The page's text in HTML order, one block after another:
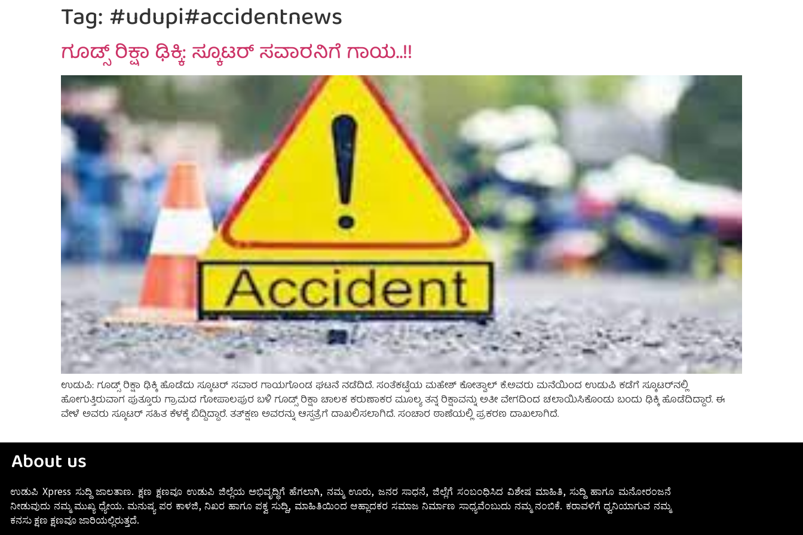
Tag:#udupi#accidentnews
ಗೂಡ್ಸ್‌ ರಿಕ್ಷಾ ಢಿಕ್ಕಿ: ಸ್ಕೂಟರ್‌ ಸವಾರನಿಗೆ ಗಾಯ..!!
ಉಡುಪಿ: ಗೂಡ್ಸ್‌ ರಿಕ್ಷಾ ಢಿಕ್ಕಿ ಹೊಡೆದು ಸ್ಕೂಟರ್‌ ಸವಾರ ಗಾಯಗೊಂಡ ಘಟನೆ ನಡೆದಿದೆ. ಸಂತೆಕಟ್ಟೆಯ ಮಹೇಶ್‌ ಕೋತ್ವಾಲ್‌ ಕೆ.ಅವರು ಮನೆಯಿಂದ ಉಡುಪಿ ಕಡೆಗೆ ಸ್ಕೂಟರ್‌ನಲ್ಲಿ
ಹೋಗುತ್ತಿರುವಾಗ ಪುತ್ತೂರು ಗ್ರಾಮದ ಗೋಪಾಲಪುರ ಬಳಿ ಗೂಡ್ಸ್‌ ರಿಕ್ಷಾ ಚಾಲಕ ಕರುಣಾಕರ ಮೂಲ್ಯ ತನ್ನ ರಿಕ್ಷಾವನ್ನು ಅತೀ ವೇಗದಿಂದ ಚಲಾಯಿಸಿಕೊಂಡು ಬಂದು ಢಿಕ್ಕಿ ಹೊಡೆದಿದ್ದಾರೆ. ಈ
ವೇಳೆ ಅವರು ಸ್ಕೂಟರ್‌ ಸಹಿತ ಕೆಳಕ್ಕೆ ಬಿದ್ದಿದ್ದಾರೆ. ತತ್‌ಕ್ಷಣ ಅವರನ್ನು ಆಸ್ಪತ್ರೆಗೆ ದಾಖಲಿಸಲಾಗಿದೆ. ಸಂಚಾರ ಠಾಣೆಯಲ್ಲಿ ಪ್ರಕರಣ ದಾಖಲಾಗಿದೆ.
About us
ಉಡುಪಿ Xpress ಸುದ್ದಿ ಜಾಲತಾಣ. ಕ್ಷಣ ಕ್ಷಣವೂ ಉಡುಪಿ ಜಿಲ್ಲೆಯ ಅಭಿವೃದ್ಧಿಗೆ ಹೆಗಲಾಗಿ, ನಮ್ಮ ಊರು, ಜನರ ಸಾಧನೆ, ಜಿಲ್ಲೆಗೆ ಸಂಬಂಧಿಸಿದ ವಿಶೇಷ ಮಾಹಿತಿ, ಸುದ್ದಿ ಹಾಗೂ ಮನೋರಂಜನೆ
ನೀಡುವುದು ನಮ್ಮ ಮುಖ್ಯ ಧ್ಯೇಯ. ಮನುಷ್ಯ ಪರ ಕಾಳಜಿ, ನಿಖರ ಹಾಗೂ ಪಕ್ವ ಸುದ್ದಿ, ಮಾಹಿತಿಯಿಂದ ಆಹ್ಲಾದಕರ ಸಮಾಜ ನಿರ್ಮಾಣ ಸಾಧ್ಯವೆಂಬುದು ನಮ್ಮ ನಂಬಿಕೆ. ಕರಾವಳಿಗೆ ಧ್ವನಿಯಾಗುವ ನಮ್ಮ
ಕನಸು ಕ್ಷಣ ಕ್ಷಣವೂ ಜಾರಿಯಲ್ಲಿರುತ್ತದೆ.